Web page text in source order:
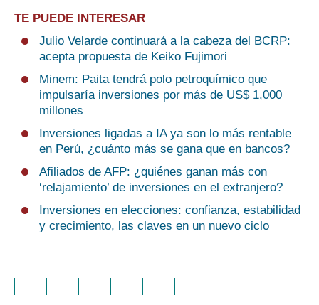
TE PUEDE INTERESAR
Julio Velarde continuará a la cabeza del BCRP:
acepta propuesta de Keiko Fujimori
Minem: Paita tendrá polo petroquímico que
impulsaría inversiones por más de US$ 1,000
millones
Inversiones ligadas a IA ya son lo más rentable
en Perú, ¿cuánto más se gana que en bancos?
Afiliados de AFP: ¿quiénes ganan más con
‘relajamiento’ de inversiones en el extranjero?
Inversiones en elecciones: confianza, estabilidad
y crecimiento, las claves en un nuevo ciclo